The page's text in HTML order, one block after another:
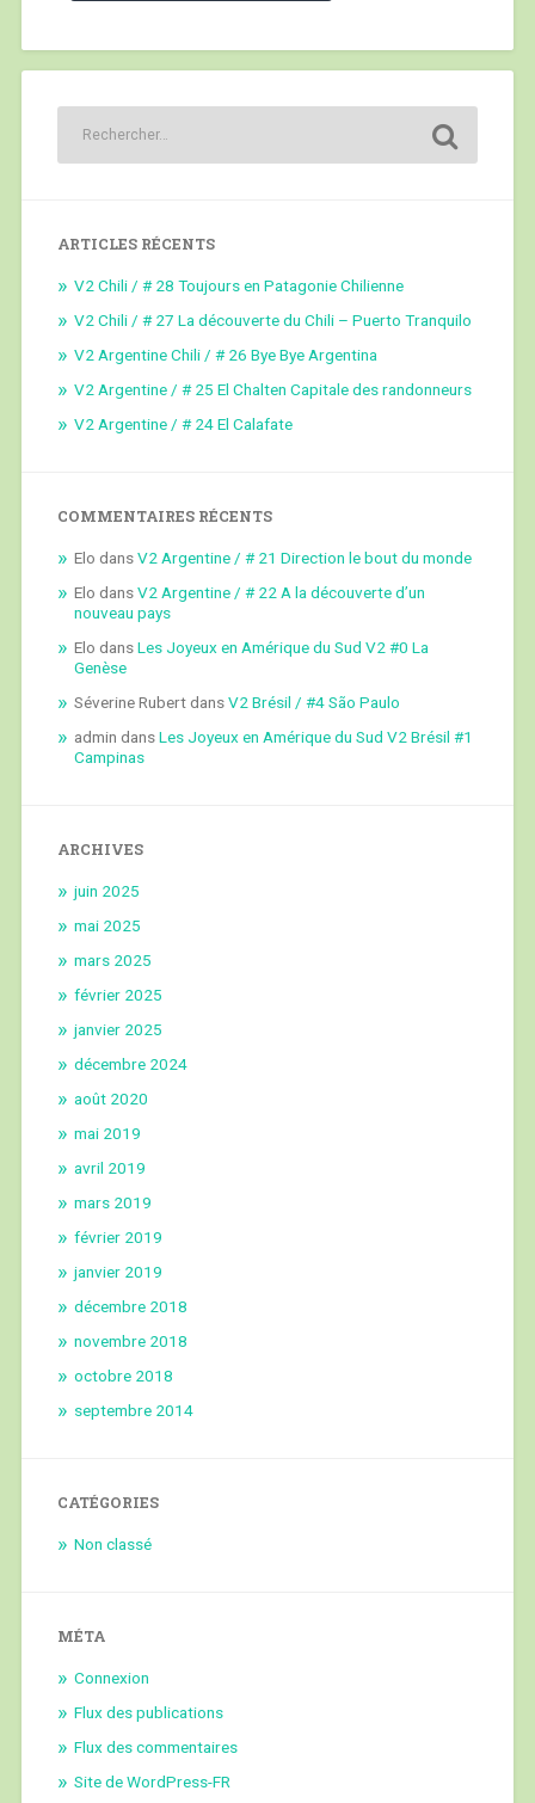
ARTICLES RÉCENTS
V2 Chili / # 28 Toujours en Patagonie Chilienne
V2 Chili / # 27 La découverte du Chili – Puerto Tranquilo
V2 Argentine Chili / # 26 Bye Bye Argentina
V2 Argentine / # 25 El Chalten Capitale des randonneurs
V2 Argentine / # 24 El Calafate
COMMENTAIRES RÉCENTS
Elo dansV2 Argentine / # 21 Direction le bout du monde
Elo dansV2 Argentine / # 22 A la découverte d’un
nouveau pays
Elo dansLes Joyeux en Amérique du Sud V2 #0 La
Genèse
Séverine RubertdansV2 Brésil / #4 São Paulo
admin dansLes Joyeux en Amérique du Sud V2 Brésil #1
Campinas
ARCHIVES
juin 2025
mai 2025
mars 2025
février 2025
janvier 2025
décembre 2024
août 2020
mai 2019
avril 2019
mars 2019
février 2019
janvier 2019
décembre 2018
novembre 2018
octobre 2018
septembre 2014
CATÉGORIES
Non classé
MÉTA
Connexion
Flux des publications
Flux des commentaires
Site de WordPress-FR